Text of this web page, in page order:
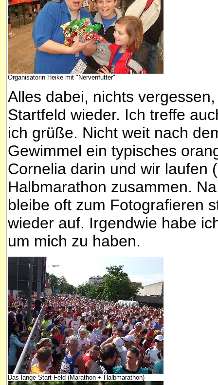
Organisatorin Heike mit "Nervenfutter"
Alles dabei, nichts
Startfeld wieder. Ich treffe
ich grüße. Nicht weit nach
Gewimmel ein typisches
Cornelia darin und wir laufen
Halbmarathon zusammen.
bleibe oft zum Fotografieren
wieder auf. Irgendwie habe
um mich zu haben.
Das lange Start-Feld (Marathon + Halbmarathon)